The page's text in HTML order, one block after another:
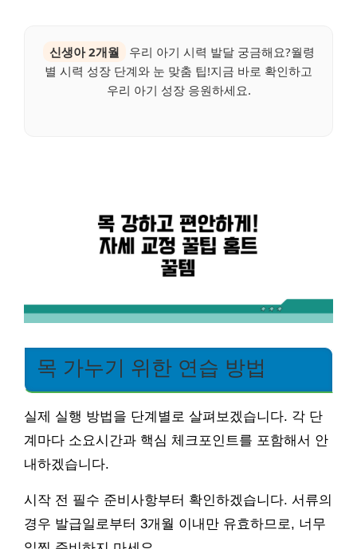
신생아 2개월
우리 아기 시력 발달 궁금해요?월령
별 시력 성장 단계와 눈 맞춤 팁!지금 바로 확인하고
우리 아기 성장 응원하세요.
목 가누기 위한 연습 방법
실제 실행 방법을 단계별로 살펴보겠습니다. 각 단
계마다 소요시간과 핵심 체크포인트를 포함해서 안
내하겠습니다.
시작 전 필수 준비사항부터 확인하겠습니다. 서류의
경우 발급일로부터 3개월 이내만 유효하므로, 너무